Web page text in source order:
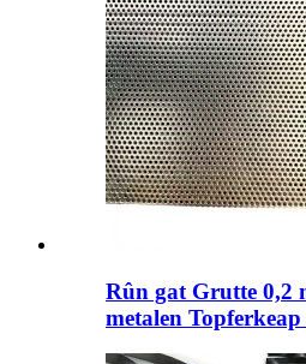
Rûn gat Grutte 0,2
metalen Topferkeap